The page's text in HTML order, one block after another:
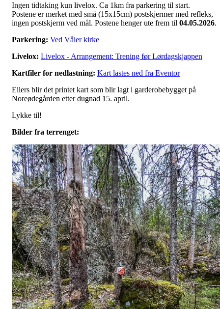
Ingen tidtaking kun livelox. Ca 1km fra parkering til start.
Postene er merket med små (15x15cm) postskjermer med refleks,
ingen postskjerm ved mål. Postene henger ute frem til 04.05.2026.
Parkering: Ved Våler kirke
Livelox: Livelox - Arrangement: Trening før Lørdagskjappen
Kartfiler for nedlastning: Kart lastes ned fra Eventor
Ellers blir det printet kart som blir lagt i garderobebygget på
Noreødegården etter dugnad 15. april.
Lykke til!
Bilder fra terrenget: